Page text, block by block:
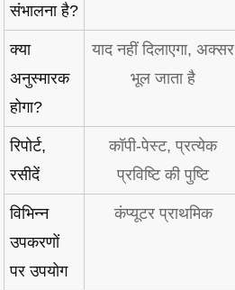
संभालना है?
क्या
अनुस्मारक
होगा?
याद नहीं दिलाएगा, अक्सर
भूल जाता है
रिपोर्ट,
रसीदें
कॉपी-पेस्ट, प्रत्येक
प्रविष्टि की पुष्टि
विभिन्न
उपकरणों
पर उपयोग
कंप्यूटर प्राथमिक